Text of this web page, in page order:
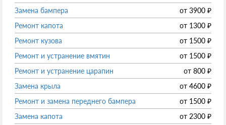
Замена бампера
от 3900 ₽
Ремонт капота
от 1300 ₽
Ремонт кузова
от 1500 ₽
Ремонт и устранение вмятин
от 1500 ₽
Ремонт и устранение царапин
от 800 ₽
Замена крыла
от 4600 ₽
Ремонт и замена переднего бампера
от 1500 ₽
Замена капота
от 2300 ₽